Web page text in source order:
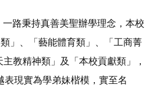
路秉持真善美聖辦學理念，本校
」、「藝能體育類」、「工商菁
教精神類」及「本校貢獻類」，
現實為學弟妹楷模，實至名